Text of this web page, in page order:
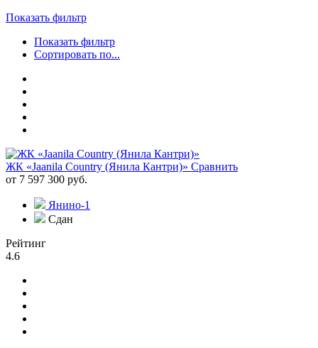
Показать фильтр
Показать фильтр
Сортировать по...
ЖК «Jaanila Country (Янила Кантри)» Сравнить
от 7 597 300 руб.
Янино-1
Сдан
Рейтинг
4.6